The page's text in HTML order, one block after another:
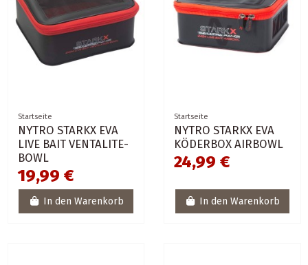
Startseite
NYTRO STARKX EVA
LIVE BAIT VENTALITE-
BOWL
19,99 €
In den Warenkorb
Startseite
NYTRO STARKX EVA
KÖDERBOX AIRBOWL
24,99 €
In den Warenkorb